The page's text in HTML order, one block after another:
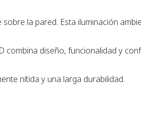
la pared. Esta iluminación
diseño, funcionalidad y
nítida y una larga durabilidad.